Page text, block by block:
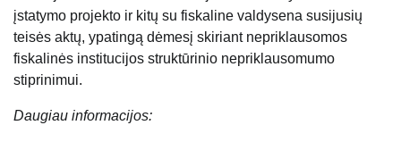
įstatymo projekto ir kitų su fiskaline valdysena susijusių
teisės aktų, ypatingą dėmesį skiriant nepriklausomos
fiskalinės institucijos struktūrinio nepriklausomumo
stiprinimui.
Daugiau informacijos: